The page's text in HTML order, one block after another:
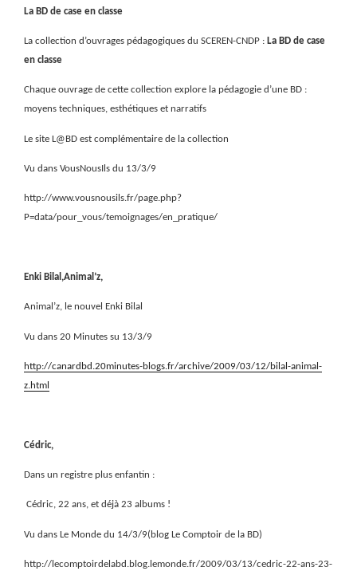
La BD de case en classe
La collection d’ouvrages pédagogiques du SCEREN-CNDP : La BD de case
en classe
Chaque ouvrage de cette collection explore la pédagogie d’une BD :
moyens techniques, esthétiques et narratifs
Le site L@BD est complémentaire de la collection
Vu dans VousNousIls du 13/3/9
http://www.vousnousils.fr/page.php?
P=data/pour_vous/temoignages/en_pratique/
Enki Bilal,Animal’z,
Animal’z, le nouvel Enki Bilal
Vu dans 20 Minutes su 13/3/9
http://canardbd.20minutes-blogs.fr/archive/2009/03/12/bilal-animal-
z.html
Cédric,
Dans un registre plus enfantin :
Cédric, 22 ans, et déjà 23 albums !
Vu dans Le Monde du 14/3/9(blog Le Comptoir de la BD)
http://lecomptoirdelabd.blog.lemonde.fr/2009/03/13/cedric-22-ans-23-